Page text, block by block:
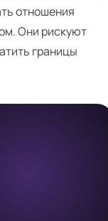
отношения
Они рискуют
границы